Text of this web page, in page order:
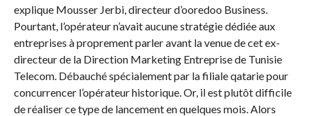
explique Mousser Jerbi, directeur d’ooredoo Business.
Pourtant, l’opérateur n’avait aucune stratégie dédiée aux
entreprises à proprement parler avant la venue de cet ex-
directeur de la Direction Marketing Entreprise de Tunisie
Telecom. Débauché spécialement par la filiale qatarie pour
concurrencer l’opérateur historique. Or, il est plutôt difficile
de réaliser ce type de lancement en quelques mois. Alors